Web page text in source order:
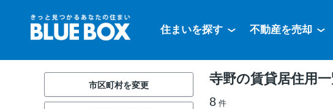
住まいを探す 不動産を売却
寺野の賃貸居住用
8 件
市区町村を変更